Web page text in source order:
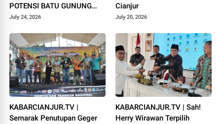
POTENSI BATU GUNUNG
PADANG
July 24, 2026
Cianjur
July 20, 2026
KABARCIANJUR.TV |
Semarak Penutupan Geger
KABARCIANJUR.TV | Sah!
Herry Wirawan Terpilih